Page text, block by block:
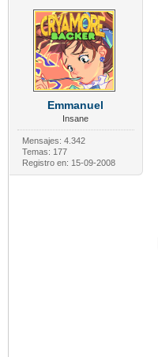
Emmanuel
Insane
Mensajes: 4.342
Temas: 177
Registro en: 15-09-2008